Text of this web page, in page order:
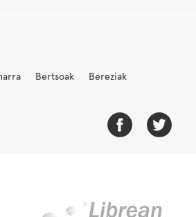
Bertsoak
Bereziak